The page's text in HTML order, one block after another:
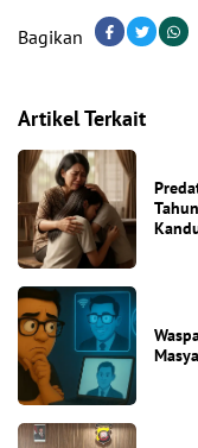
Bagikan
Artikel Terkait